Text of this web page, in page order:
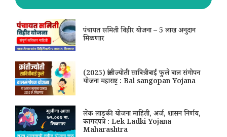
पंचायत समिती विहीर योजना – 5 लाख अनुदान
मिळणार
(2025) क्रांतीज्योती सावित्रीबाई फुले बाल संगोपन
योजना महाराष्ट्र : Bal sangopan Yojana
लेक लाडकी योजना माहिती, अर्ज, शासन निर्णय,
कागदपत्रे : Lek Ladki Yojana
Maharashtra